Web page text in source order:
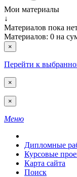
Мои материалы
↓
Материалов пока
Материалов: 0 на
×
Перейти к
×
×
Меню
Дипломные
Курсовые
Карта сайта
Поиск